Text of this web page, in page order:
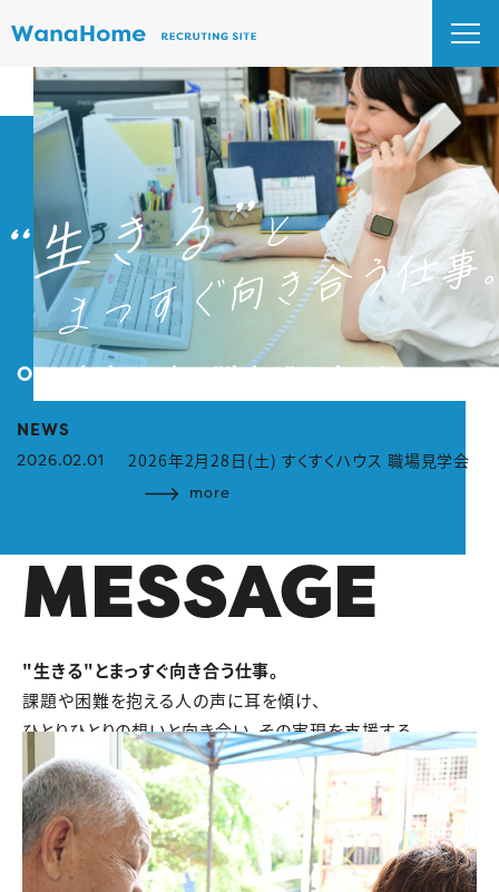
Our mission takes "living" seriously.
NEWS
2026.02.01 2026年2月28日(土) すくすくハウス 職場見学会
more
MESSAGE
"生きる"とまっすぐ向き合う仕事。
課題や困難を抱える人の声に耳を傾け、
ひとりひとりの想いと向き合い、その実現を支援する。
いつだってだれかの「自分らしく生きたい」
という想いのために、悩んでばかり。
でも、だからこそ、この仕事は奥深く面白い。